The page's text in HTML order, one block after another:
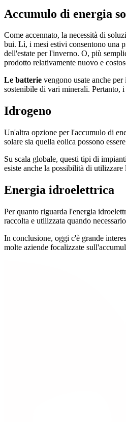
Accumulo di energia
Come accennato, la necessità di
bui. Lì, i mesi estivi consentono una
dell'estate per l'inverno. O, più
prodotto relativamente nuovo e
Le batterie vengono usate anche
sostenibile di vari minerali. Pertanto,
Idrogeno
Un'altra opzione per l'accumulo di
solare sia quella eolica possono
Su scala globale, questi tipi di
esiste anche la possibilità di
Energia idroelettrica
Per quanto riguarda l'energia
raccolta e utilizzata quando
In conclusione, oggi c'è grande
molte aziende focalizzate